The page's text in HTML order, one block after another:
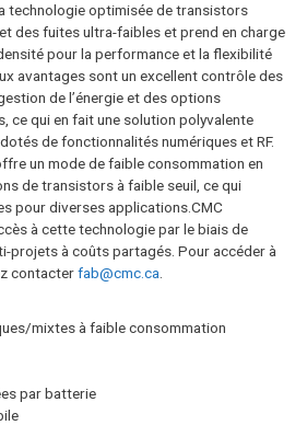
technologie optimisée de transistors
des fuites ultra-faibles et prend en charge
pour la performance et la flexibilité
avantages sont un excellent contrôle des
de l’énergie et des options
ce qui en fait une solution polyvalente
de fonctionnalités numériques et RF.
un mode de faible consommation en
de transistors à faible seuil, ce qui
pour diverses applications.CMC
à cette technologie par le biais de
projets à coûts partagés. Pour accéder à
contacterfab@cmc.ca
mixtes à faible consommation
par batterie